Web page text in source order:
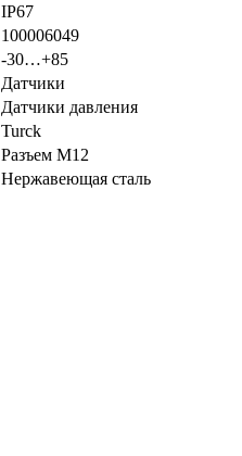
IP67
100006049
-30…+85
Датчики
Датчики давления
Turck
Разъем M12
Нержавеющая сталь